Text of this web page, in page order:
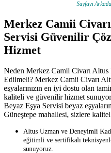
Sayfayı
Merkez Camii
Servisi Güvenilir
Hizmet
Neden Merkez Camii Civarı
Edilmeli? Merkez Camii Civarı
eşyalarınızın en iyi dostu olan
kaliteli ve güvenilir hizmet
Beyaz Eşya Servisi beyaz
Güneştepe mahallesi, sizlere
Altus Uzman ve Deneyimli
eğitimli ve sertifikalı
sunuyoruz.